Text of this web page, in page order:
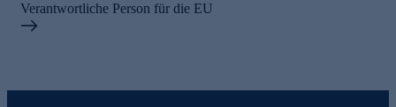
Verantwortliche Person für die EU